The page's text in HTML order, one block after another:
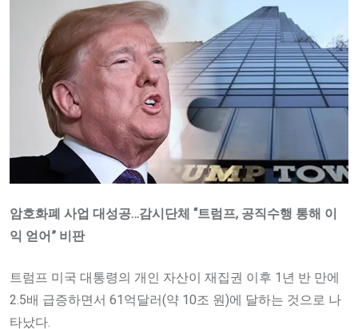
암호화폐 사업 대성공…감시단체 “트럼프, 공직수행 통해 이
익 얻어” 비판
트럼프 미국 대통령의 개인 자산이 재집권 이후 1년 반 만에
2.5배 급증하면서 61억달러(약 10조 원)에 달하는 것으로 나
타났다.